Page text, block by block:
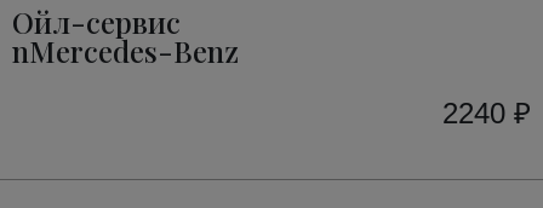
Ойл-сервис
nMercedes-Benz
2240 ₽